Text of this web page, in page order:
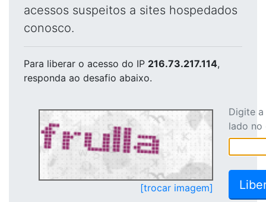
acessos suspeitos a sites hospedados
conosco.
Para liberar o acesso do IP 216.73.217.114,
responda ao desafio abaixo.
[trocar imagem]
Digite
lado no